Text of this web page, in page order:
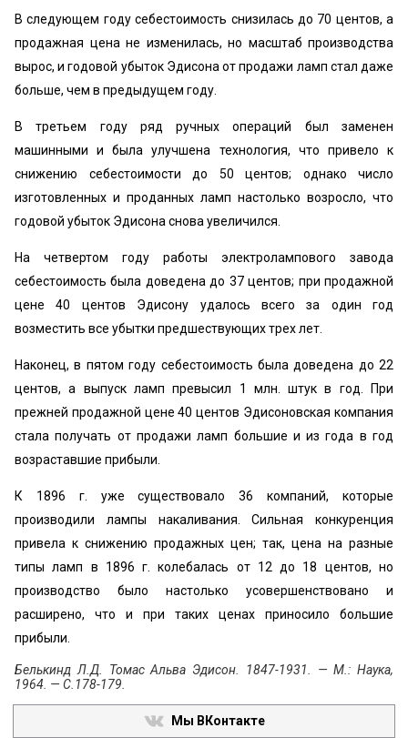
В следующем году себестоимость снизилась до 70 центов, а
продажная цена не изменилась, но масштаб производства
вырос, и годовой убыток Эдисона от продажи ламп стал даже
больше, чем в предыдущем году.
В третьем году ряд ручных операций был заменен
машинными и была улучшена технология, что привело к
снижению себестоимости до 50 центов; однако число
изготовленных и проданных ламп настолько возросло, что
годовой убыток Эдисона снова увеличился.
На четвертом году работы электролампового завода
себестоимость была доведена до 37 центов; при продажной
цене 40 центов Эдисону удалось всего за один год
возместить все убытки предшествующих трех лет.
Наконец, в пятом году себестоимость была доведена до 22
центов, а выпуск ламп превысил 1 млн. штук в год. При
прежней продажной цене 40 центов Эдисоновская компания
стала получать от продажи ламп большие и из года в год
возраставшие прибыли.
К 1896 г. уже существовало 36 компаний, которые
производили лампы накаливания. Сильная конкуренция
привела к снижению продажных цен; так, цена на разные
типы ламп в 1896 г. колебалась от 12 до 18 центов, но
производство было настолько усовершенствовано и
расширено, что и при таких ценах приносило большие
прибыли.
Белькинд Л.Д. Томас Альва Эдисон. 1847-1931. — М.: Наука,
1964. — С.178-179.
Мы ВКонтакте